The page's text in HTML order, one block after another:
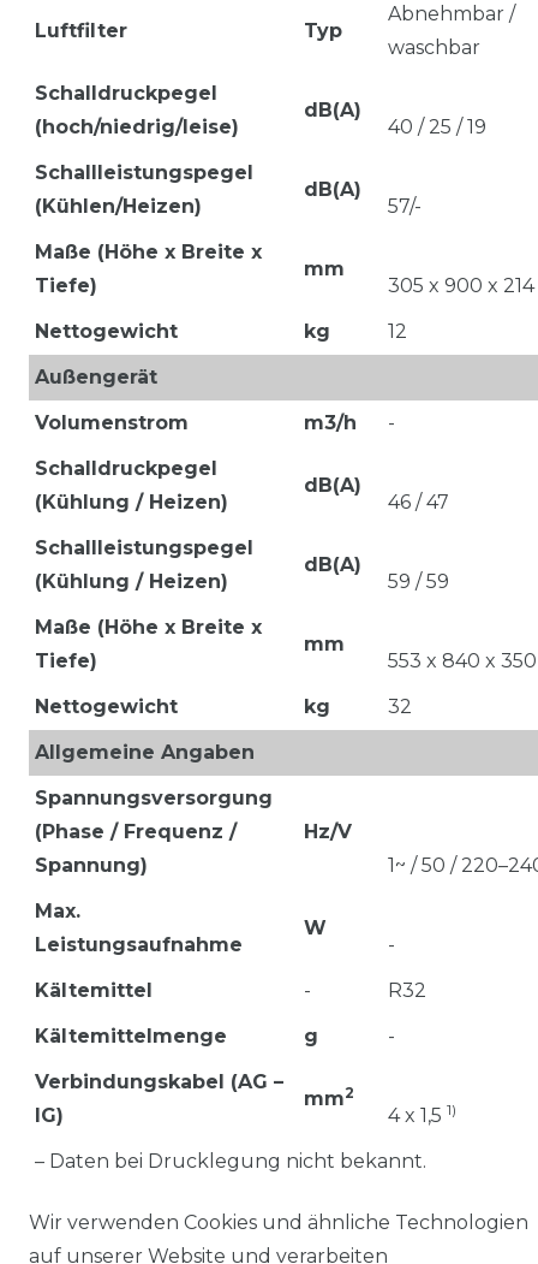
Luftfilter Typ
Abnehmbar /
waschbar
Schalldruckpegel
(hoch/niedrig/leise)
dB(A)
40 / 25 / 19
Schallleistungspegel
(Kühlen/Heizen)
dB(A)
57/-
Maße (Höhe x Breite x
Tiefe)
mm
305 x 900 x 214
Nettogewicht
kg
12
Außengerät
Volumenstrom
m3/h
-
Schalldruckpegel
(Kühlung / Heizen)
dB(A)
46 / 47
Schallleistungspegel
(Kühlung / Heizen)
dB(A)
59 / 59
Maße (Höhe x Breite x
Tiefe)
mm
553 x 840 x 350
Nettogewicht
kg
32
Allgemeine Angaben
Spannungsversorgung
(Phase / Frequenz /
Spannung)
Hz/V
1~ / 50 /
Max.
Leistungsaufnahme
W
-
Kältemittel
-
R32
Kältemittelmenge
g
-
Verbindungskabel (AG –
IG)
mm2
4 x 1,5 1)
– Daten bei Drucklegung nicht bekannt.
Kühlen bei 35 °C / 27 °C Nennlast, Heizen bei 7 °C /
°C Nennlast TK = Trockenkugeltemperatur FK =
Wir verwenden Cookies und ähnliche Technologien
auf unserer Website und verarbeiten